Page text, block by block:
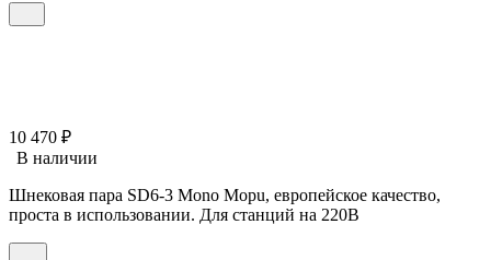
10 470 ₽
В наличии
Шнековая пара SD6-3 Mono Mopu, европейское качество,
проста в использовании. Для станций на 220В